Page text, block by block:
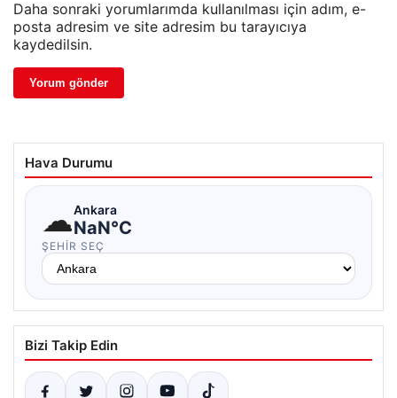
Daha sonraki yorumlarımda kullanılması için adım, e-
posta adresim ve site adresim bu tarayıcıya
kaydedilsin.
Hava Durumu
☁Ankara
NaN°C
ŞEHIR SEÇ
Bizi Takip Edin